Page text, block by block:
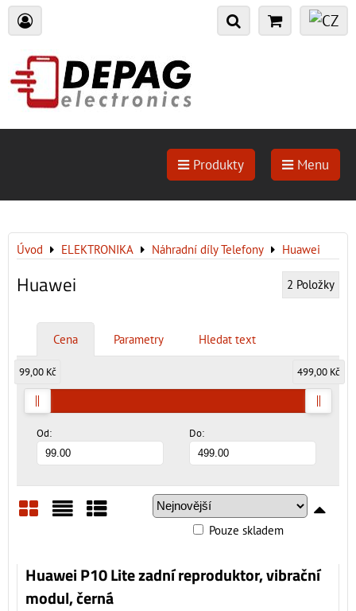
Produkty Menu
Úvod ELEKTRONIKA Náhradní díly Telefony Huawei
Huawei 2 Položky
Cena Parametry Hledat text
Od: Do:
99,00 Kč 499,00 Kč
Pouze skladem
Huawei P10 Lite zadní reproduktor, vibrační
modul, černá